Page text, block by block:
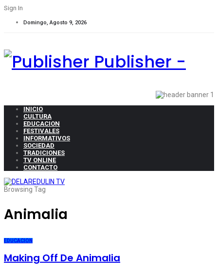
Sign In
Domingo, Agosto 9, 2026
Publisher -
INICIO
CULTURA
EDUCACION
FESTIVALES
INFORMATIVOS
SOCIEDAD
TRADICIONES
TV ONLINE
CONTACTO
Browsing Tag
Animalia
EDUCACION
Making Off De Animalia